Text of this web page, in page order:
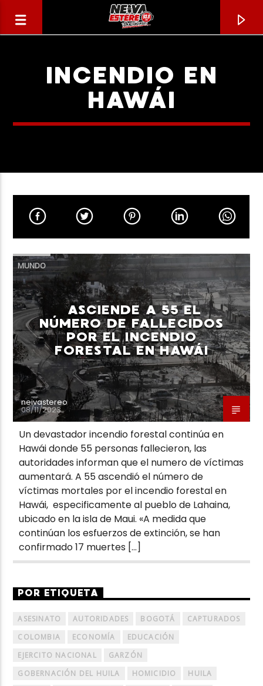
CANCIÓN ACTUAL
TÍTULO
ARTISTA
Neiva Estereo
INCENDIO EN
HAWÁI
MUNDO
ASCIENDE A 55 EL
NÚMERO DE FALLECIDOS
POR EL INCENDIO
FORESTAL EN HAWÁI
neivastereo
08/11/2023
Un devastador incendio forestal continúa en
Hawái donde 55 personas fallecieron, las
autoridades informan que el numero de víctimas
aumentará. A 55 ascendió el número de
víctimas mortales por el incendio forestal en
Hawái, especificamente al pueblo de Lahaina,
ubicado en la isla de Maui. «A medida que
continúan los esfuerzos de extinción, se han
confirmado 17 muertes […]
POR ETIQUETA
ASESINATO AUTORIDADES BOGOTÁ
CAPTURADOS
COLOMBIA
ECONOMÍA
EDUCACIÓN
EJERCITO NACIONAL
GARZÓN
GOBERNACIÓN DEL HUILA
HOMICIDIO
HUILA